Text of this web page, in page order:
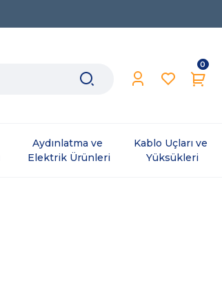
0
Aydınlatma ve
Elektrik Ürünleri
Kablo Uçları ve
Yüksükleri